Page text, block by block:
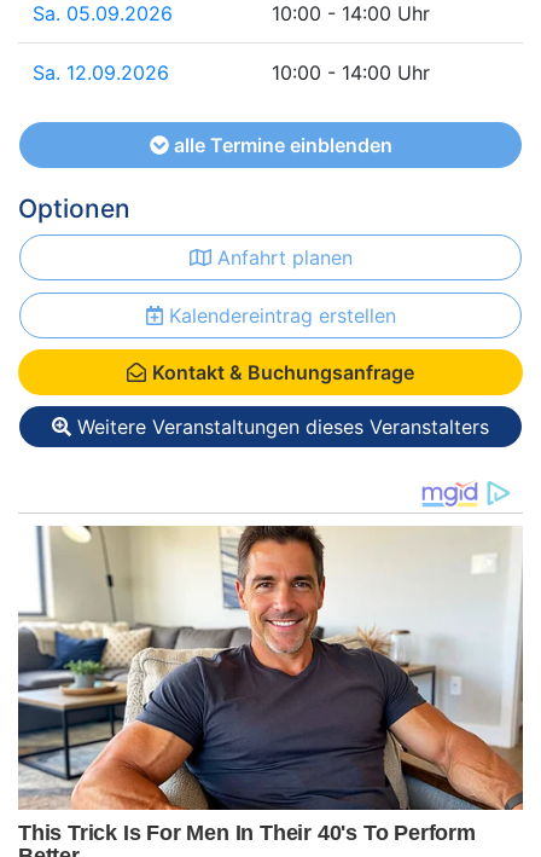
Sa. 05.09.2026 10:00 - 14:00 Uhr
Sa. 12.09.2026 10:00 - 14:00 Uhr
alle Termine einblenden
Optionen
Anfahrt planen
Kalendereintrag erstellen
Kontakt & Buchungsanfrage
Weitere Veranstaltungen dieses Veranstalters